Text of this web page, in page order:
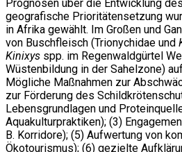
Prognosen über die Entwicklung
geografische Prioritätensetzung
in Afrika gewählt. Im Großen und
von Buschfleisch (Trionychidae und
Kinixys spp. im Regenwaldgürtel
Wüstenbildung in der Sahelzone)
Mögliche Maßnahmen zur
zur Förderung des
Lebensgrundlagen und
Aquakulturpraktiken); (3)
B. Korridore); (5) Aufwertung von
Ökotourismus); (6) gezielte